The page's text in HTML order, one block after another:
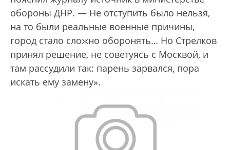
обороны ДНР. — Не отступить было нельзя,
на то были реальные военные причины,
город стало сложно оборонять… Но Стрелков
принял решение, не советуясь с Москвой, и
там рассудили так: парень зарвался, пора
искать ему замену».